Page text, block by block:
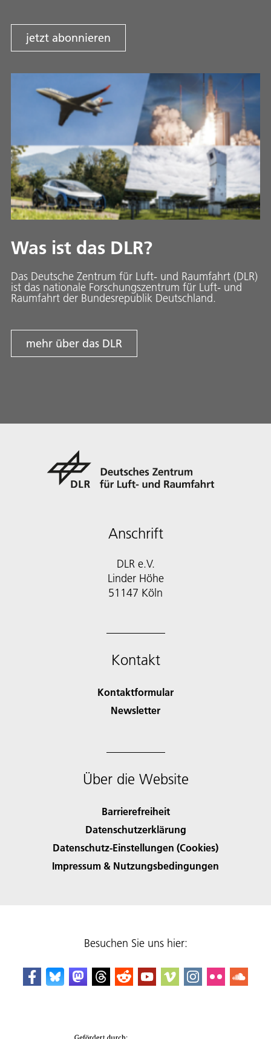
jetzt abonnieren
Was ist das DLR?
Das Deutsche Zentrum für Luft- und Raumfahrt (DLR)
ist das nationale Forschungszentrum für Luft- und
Raumfahrt der Bundesrepublik Deutschland.
mehr über das DLR
Anschrift
DLR e.V.
Linder Höhe
51147 Köln
Kontakt
Kontaktformular
Newsletter
Über die Website
Barrierefreiheit
Datenschutzerklärung
Datenschutz-Einstellungen (Cookies)
Impressum & Nutzungsbedingungen
Besuchen Sie uns hier: